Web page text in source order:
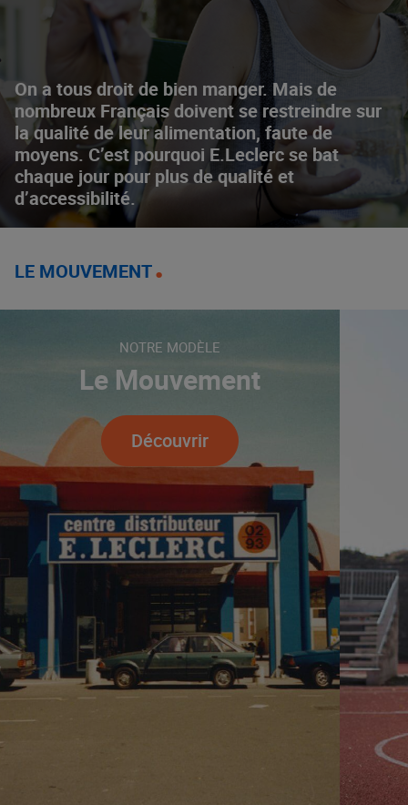
On a tous droit de bien manger. Mais de
nombreux Français doivent se restreindre sur
la qualité de leur alimentation, faute de
moyens. C’est pourquoi E.Leclerc se bat
chaque jour pour plus de qualité et
d’accessibilité.
LE MOUVEMENT
NOTRE MODÈLE
Le Mouvement
Découvrir